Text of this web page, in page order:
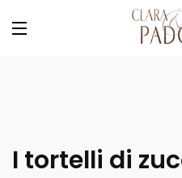
I tortelli di